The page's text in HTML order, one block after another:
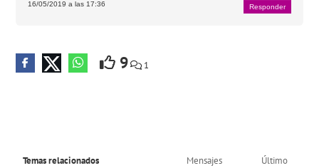
16/05/2019 a las 17:36 Responder
9 1
Temas relacionados Mensajes
Último